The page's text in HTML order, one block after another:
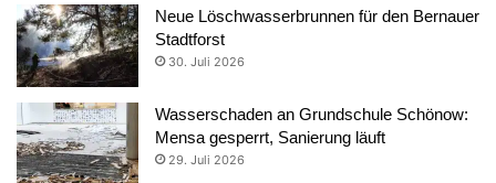
Neue Löschwasserbrunnen für den Bernauer
Stadtforst
30. Juli 2026
Wasserschaden an Grundschule Schönow:
Mensa gesperrt, Sanierung läuft
29. Juli 2026